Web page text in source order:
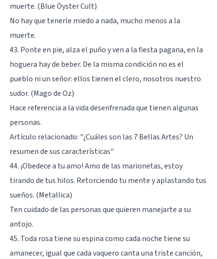
muerte. (Blue Öyster Cult)
No hay que tenerle miedo a nada, mucho menos a la
muerte.
43. Ponte en pie, alza el puño y ven a la fiesta pagana, en la
hoguera hay de beber. De la misma condición no es el
pueblo ni un señor: ellos tienen el clero, nosotros nuestro
sudor. (Mago de Oz)
Hace referencia a la vida desenfrenada que tienen algunas
personas.
Artículo relacionado: "¿Cuáles son las 7 Bellas Artes? Un
resumen de sus características"
44. ¡Obedece a tu amo! Amo de las marionetas, estoy
tirando de tus hilos. Retorciendo tu mente y aplastando tus
sueños. (Metallica)
Ten cuidado de las personas que quieren manejarte a su
antojo.
45. Toda rosa tiene su espina como cada noche tiene su
amanecer, igual que cada vaquero canta una triste canción,